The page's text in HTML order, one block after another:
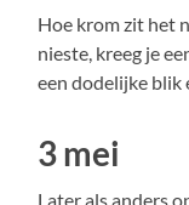
Hoe krom zit het
nieste, kreeg je
een dodelijke blik
3 mei
Later als anders